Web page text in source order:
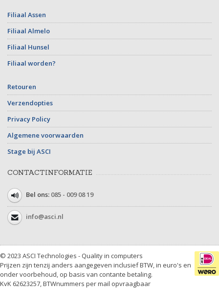
Filiaal Assen
Filiaal Almelo
Filiaal Hunsel
Filiaal worden?
Retouren
Verzendopties
Privacy Policy
Algemene voorwaarden
Stage bij ASCI
CONTACTINFORMATIE
Bel ons: 085 - 009 08 19
info@asci.nl
© 2023 ASCI Technologies - Quality in computers
Prijzen zijn tenzij anders aangegeven inclusief BTW, in euro's en
onder voorbehoud, op basis van contante betaling.
KvK 62623257, BTWnummers per mail opvraagbaar